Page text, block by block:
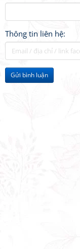
Thông tin liên hệ:
Gửi bình luận